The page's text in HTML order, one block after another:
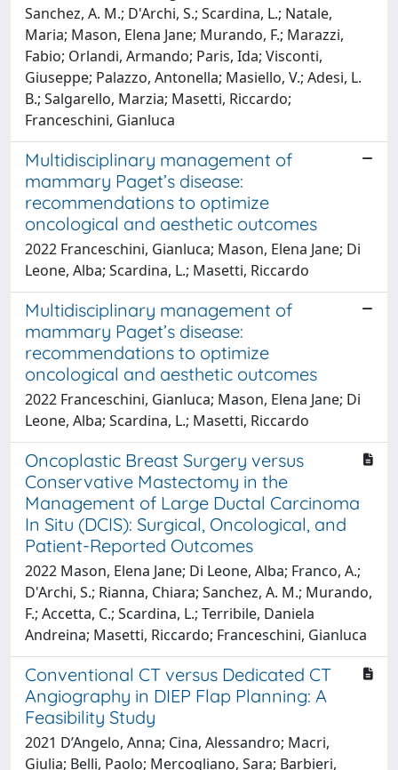
Sanchez, A. M.; D'Archi, S.; Scardina, L.; Natale,
Maria; Mason, Elena Jane; Murando, F.; Marazzi,
Fabio; Orlandi, Armando; Paris, Ida; Visconti,
Giuseppe; Palazzo, Antonella; Masiello, V.; Adesi, L.
B.; Salgarello, Marzia; Masetti, Riccardo;
Franceschini, Gianluca
Multidisciplinary management of
mammary Paget’s disease:
recommendations to optimize
oncological and aesthetic outcomes
2022 Franceschini, Gianluca; Mason, Elena Jane; Di
Leone, Alba; Scardina, L.; Masetti, Riccardo
Multidisciplinary management of
mammary Paget’s disease:
recommendations to optimize
oncological and aesthetic outcomes
2022 Franceschini, Gianluca; Mason, Elena Jane; Di
Leone, Alba; Scardina, L.; Masetti, Riccardo
Oncoplastic Breast Surgery versus
Conservative Mastectomy in the
Management of Large Ductal Carcinoma
In Situ (DCIS): Surgical, Oncological, and
Patient-Reported Outcomes
2022 Mason, Elena Jane; Di Leone, Alba; Franco, A.;
D'Archi, S.; Rianna, Chiara; Sanchez, A. M.; Murando,
F.; Accetta, C.; Scardina, L.; Terribile, Daniela
Andreina; Masetti, Riccardo; Franceschini, Gianluca
Conventional CT versus Dedicated CT
Angiography in DIEP Flap Planning: A
Feasibility Study
2021 D’Angelo, Anna; Cina, Alessandro; Macri,
Giulia; Belli, Paolo; Mercogliano, Sara; Barbieri,